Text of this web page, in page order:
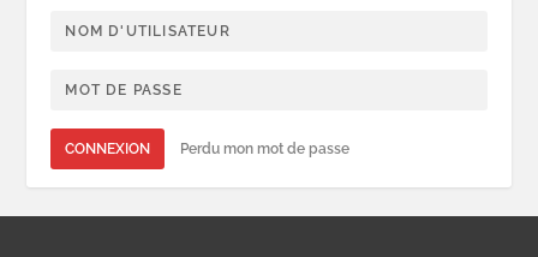
CONNEXION Perdu mon mot de passe